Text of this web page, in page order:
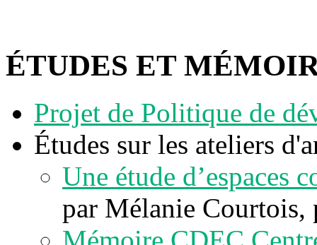
ÉTUDES ET
Projet de Politique de
Études sur les ateliers
Une étude d’espaces
par Mélanie